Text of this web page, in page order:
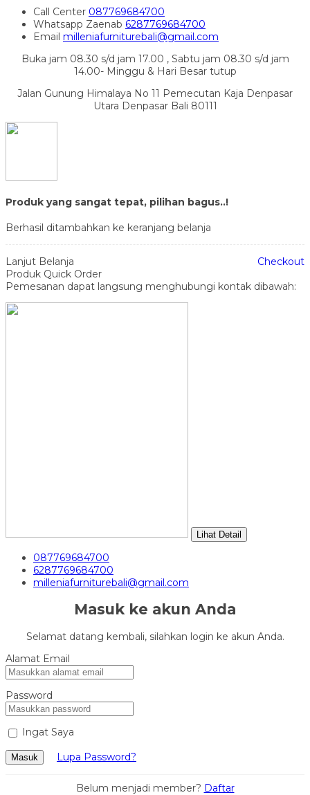
Call Center 087769684700
Whatsapp Zaenab 6287769684700
Email milleniafurniturebali@gmail.com
Buka jam 08.30 s/d jam 17.00 , Sabtu jam 08.30 s/d jam
14.00- Minggu & Hari Besar tutup
Jalan Gunung Himalaya No 11 Pemecutan Kaja Denpasar
Utara Denpasar Bali 80111
Produk yang sangat tepat, pilihan bagus..!
Berhasil ditambahkan ke keranjang belanja
Lanjut Belanja
Checkout
Produk Quick Order
Pemesanan dapat langsung menghubungi kontak dibawah:
Lihat Detail
087769684700
6287769684700
milleniafurniturebali@gmail.com
Masuk ke akun Anda
Selamat datang kembali, silahkan login ke akun Anda.
Alamat Email
Password
Ingat Saya
Masuk Lupa Password?
Belum menjadi member? Daftar